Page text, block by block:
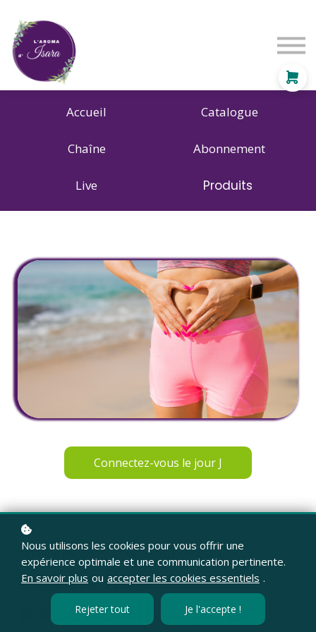
Se connecter
Accueil Catalogue
Chaîne Abonnement
Live Produits
Connectez-vous le jour J
ATELIER EN AROMATHÉRAPIE FAMILIALE
Les huiles
essentielles pour
Nous utilisons les cookies pour vous offrir une
expérience optimale et une communication pertinente.
En savoir plus ou accepter les cookies essentiels .
Rejeter tout Je l'accepte !